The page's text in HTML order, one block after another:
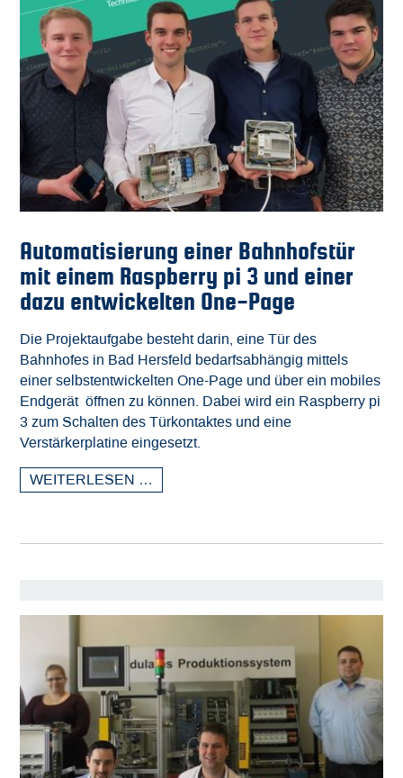
Automatisierung einer Bahnhofstür
mit einem Raspberry pi 3 und einer
dazu entwickelten One-Page
Die Projektaufgabe besteht darin, eine Tür des
Bahnhofes in Bad Hersfeld bedarfsabhängig mittels
einer selbstentwickelten One-Page und über ein mobiles
Endgerät öffnen zu können. Dabei wird ein Raspberry pi
3 zum Schalten des Türkontaktes und eine
Verstärkerplatine eingesetzt.
WEITERLESEN …